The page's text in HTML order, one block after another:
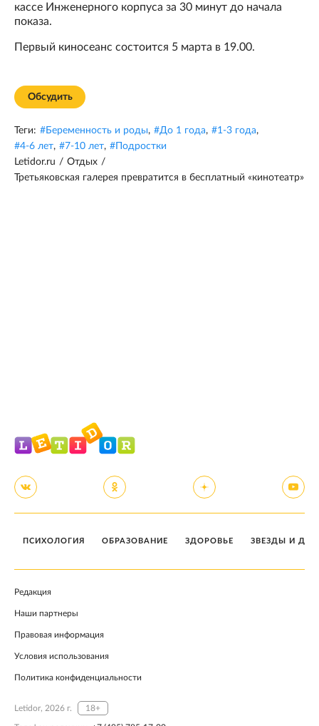
кассе Инженерного корпуса за 30 минут до начала
показа.
Первый киносеанс состоится 5 марта в 19.00.
Обсудить
Теги: #Беременность и роды, #До 1 года, #1-3 года,
#4-6 лет, #7-10 лет, # Подростки
Letidor.ru / Отдых /
Третьяковская галерея превратится в бесплатный «кинотеатр»
ПСИХОЛОГИЯ ОБРАЗОВАНИЕ ЗДОРОВЬЕ ЗВЕЗДЫ И
Редакция
Наши партнеры
Правовая информация
Условия использования
Политика конфиденциальности
Letidor, 2026 г. 18+